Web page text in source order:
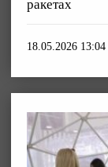
ракетах
18.05.2026 13:04